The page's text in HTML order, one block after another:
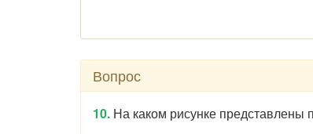
Вопрос
10. На каком рисунке